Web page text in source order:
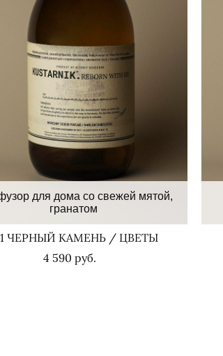
для дома со свежей мятой,
гранатом
ЧЕРНЫЙ КАМЕНЬ / ЦВЕТЫ
4 590 pуб.